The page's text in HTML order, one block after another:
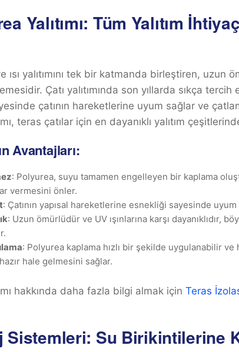
Yalıtımı: Tüm Yalıtım
ısı yalıtımını tek bir katmanda birleştiren, uzun
Çatı yalıtımında son yıllarda sıkça
çatının hareketlerine uyum sağlar ve
teras çatılar için en dayanıklı yalıtım
Avantajları:
: Polyurea, suyu tamamen engelleyen bir kaplama
vermesini önler.
: Çatının yapısal hareketlerine esnekliği sayesinde uyum
: Uzun ömürlüdür ve UV ışınlarına karşı dayanıklıdır,
: Polyurea kaplama hızlı bir şekilde uygulanabilir ve
hale gelmesini sağlar.
hakkında daha fazla bilgi almak için Teras
Sistemleri: Su Birikintilerine